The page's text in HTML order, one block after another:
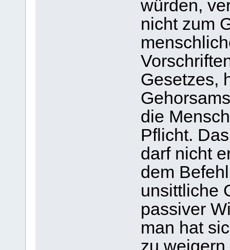
würden,
nicht zum
Gesetzes,
die
Pflicht.
darf nicht
dem
unsittliche
passiver
man hat